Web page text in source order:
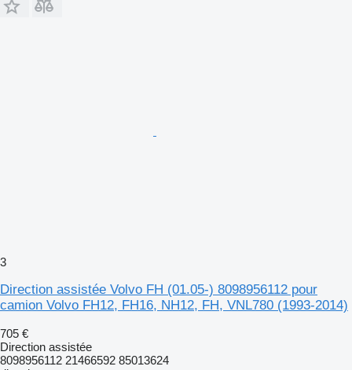
3
Direction assistée Volvo FH (01.05-) 8098956112 pour
camion Volvo FH12, FH16, NH12, FH, VNL780 (1993-2014)
705 €
Direction assistée
8098956112 21466592 85013624